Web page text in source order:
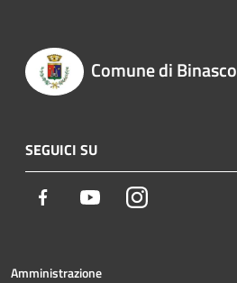
Comune di Binasco
SEGUICI SU
Facebook YoutubeInstagram
Amministrazione